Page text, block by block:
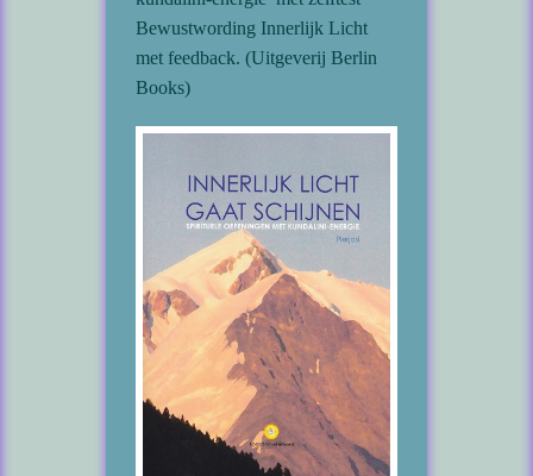
Bewustwording Innerlijk Licht
met feedback. (Uitgeverij Berlin
Books)